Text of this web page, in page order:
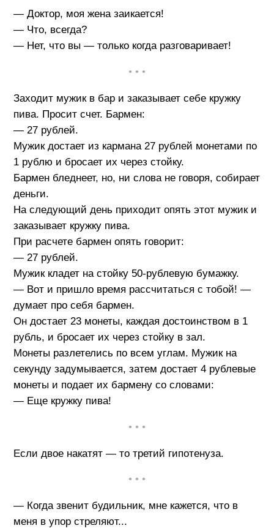
— Доктор, моя жена заикается!
— Что, всегда?
— Нет, что вы — только когда разговаривает!
• • •
Заходит мужик в бар и заказывает себе кружку
пива. Просит счет. Бармен:
— 27 рублей.
Мужик достает из кармана 27 рублей монетами по
1 рублю и бросает их через стойку.
Бармен бледнеет, но, ни слова не говоря, собирает
деньги.
На следующий день приходит опять этот мужик и
заказывает кружку пива.
При расчете бармен опять говорит:
— 27 рублей.
Мужик кладет на стойку 50-рублевую бумажку.
— Вот и пришло время рассчитаться с тобой! —
думает про себя бармен.
Он достает 23 монеты, каждая достоинством в 1
рубль, и бросает их через стойку в зал.
Монеты разлетелись по всем углам. Мужик на
секунду задумывается, затем достает 4 рублевые
монеты и подает их бармену со словами:
— Еще кружку пива!
• • •
Если двое накатят — то третий гипотенуза.
• • •
— Когда звенит будильник, мне кажется, что в
меня в упор стреляют...